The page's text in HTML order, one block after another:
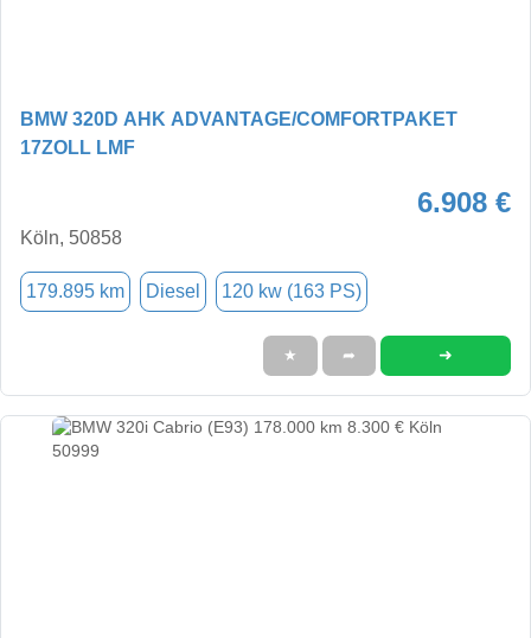
BMW 320D AHK ADVANTAGE/COMFORTPAKET
17ZOLL LMF
6.908 €
Köln, 50858
179.895 km Diesel 120 kw (163 PS)
★ ➦ ➜